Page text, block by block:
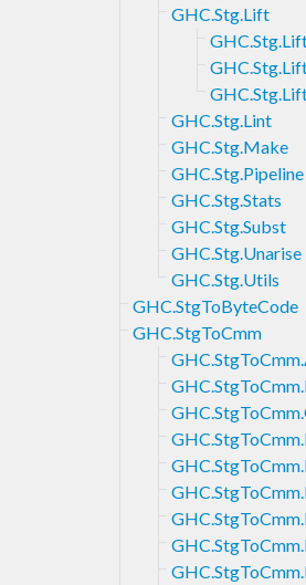
GHC.Stg.Lift
GHC.Stg.Lint
GHC.Stg.Make
GHC.Stg.Pipeline
GHC.Stg.Stats
GHC.Stg.Subst
GHC.Stg.Unarise
GHC.Stg.Utils
GHC.StgToByteCode
GHC.StgToCmm